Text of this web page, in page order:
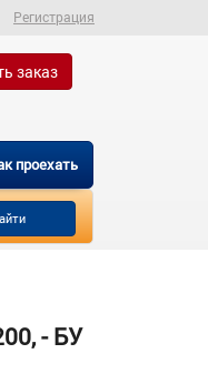
Регистрация
заказ
проехать
- БУ